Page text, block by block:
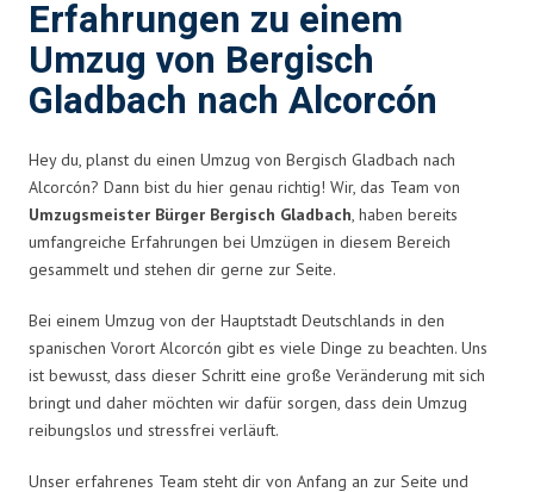
Erfahrungen zu einem
Umzug von Bergisch
Gladbach nach Alcorcón
Hey du, planst du einen Umzug von Bergisch Gladbach nach
Alcorcón? Dann bist du hier genau richtig! Wir, das Team von
Umzugsmeister Bürger Bergisch Gladbach, haben bereits
umfangreiche Erfahrungen bei Umzügen in diesem Bereich
gesammelt und stehen dir gerne zur Seite.
Bei einem Umzug von der Hauptstadt Deutschlands in den
spanischen Vorort Alcorcón gibt es viele Dinge zu beachten. Uns
ist bewusst, dass dieser Schritt eine große Veränderung mit sich
bringt und daher möchten wir dafür sorgen, dass dein Umzug
reibungslos und stressfrei verläuft.
Unser erfahrenes Team steht dir von Anfang an zur Seite und